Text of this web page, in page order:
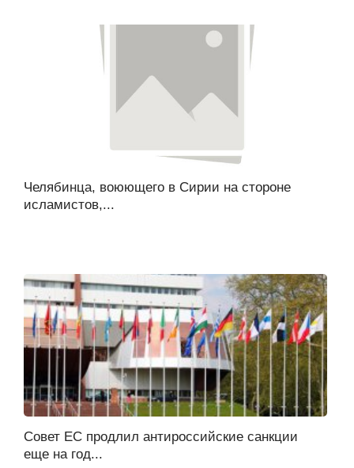
Челябинца, воюющего в Сирии на стороне
исламистов,...
Совет ЕС продлил антироссийские санкции
еще на год...